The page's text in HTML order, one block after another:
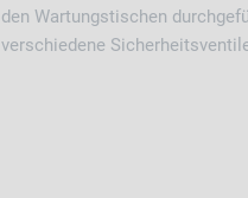
den Wartungstischen
verschiedene